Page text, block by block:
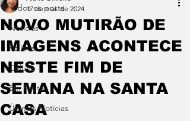
Todos os posts
Notícias
Política
Coluna
Em Pauta
Últimas Notícias
NOVO MUTIRÃO DE
IMAGENS ACONTECE
NESTE FIM DE
SEMANA NA SANTA
CASA
17 de mai. de 2024